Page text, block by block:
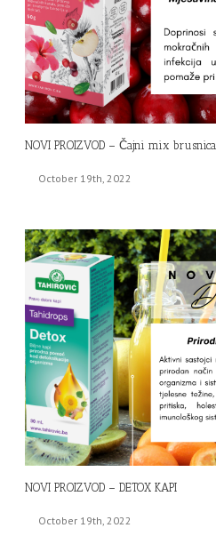
NOVI PROIZVOD – Čajni mix brusnica
October 19th, 2022
NOVI PROIZVOD – DETOX KAPI
October 19th, 2022